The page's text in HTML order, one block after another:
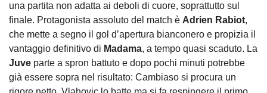
una partita non adatta ai deboli di cuore, soprattutto sul
finale. Protagonista assoluto del match è Adrien Rabiot,
che mette a segno il gol d’apertura bianconero e propizia il
vantaggio definitivo di Madama, a tempo quasi scaduto. La
Juve parte a spron battuto e dopo pochi minuti potrebbe
già essere sopra nel risultato: Cambiaso si procura un